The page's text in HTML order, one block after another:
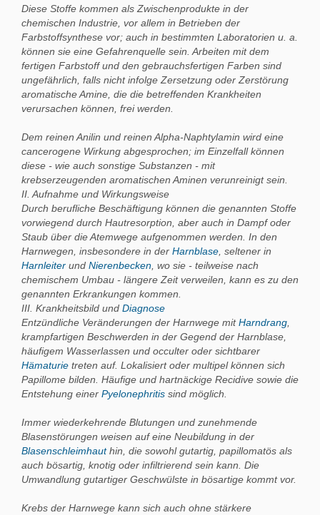
Diese Stoffe kommen als Zwischenprodukte in der
chemischen Industrie, vor allem in Betrieben der
Farbstoffsynthese vor; auch in bestimmten Laboratorien u. a.
können sie eine Gefahrenquelle sein. Arbeiten mit dem
fertigen Farbstoff und den gebrauchsfertigen Farben sind
ungefährlich, falls nicht infolge Zersetzung oder Zerstörung
aromatische Amine, die die betreffenden Krankheiten
verursachen können, frei werden.
Dem reinen Anilin und reinen Alpha-Naphtylamin wird eine
cancerogene Wirkung abgesprochen; im Einzelfall können
diese - wie auch sonstige Substanzen - mit
krebserzeugenden aromatischen Aminen verunreinigt sein.
II. Aufnahme und Wirkungsweise
Durch berufliche Beschäftigung können die genannten Stoffe
vorwiegend durch Hautresorption, aber auch in Dampf oder
Staub über die Atemwege aufgenommen werden. In den
Harnwegen, insbesondere in der Harnblase , seltener in
Harnleiter und Nierenbecken , wo sie - teilweise nach
chemischem Umbau - längere Zeit verweilen, kann es zu den
genannten Erkrankungen kommen.
III. Krankheitsbild und Diagnose
Entzündliche Veränderungen der Harnwege mitHarndrang
krampfartigen Beschwerden in der Gegend der Harnblase,
häufigem Wasserlassen und occulter oder sichtbarer
Hämaturie treten auf. Lokalisiert oder multipel können sich
Papillome bilden. Häufige und hartnäckige Recidive sowie die
Entstehung einer Pyelonephritis sind möglich.
Immer wiederkehrende Blutungen und zunehmende
Blasenstörungen weisen auf eine Neubildung in der
Blasenschleimhauthin, die sowohl gutartig, papillomatös als
auch bösartig, knotig oder infiltrierend sein kann. Die
Umwandlung gutartiger Geschwülste in bösartige kommt vor.
Krebs der Harnwege kann sich auch ohne stärkere